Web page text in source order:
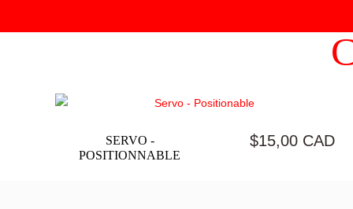
SERVO -
POSITIONNABLE
$15,00 CAD